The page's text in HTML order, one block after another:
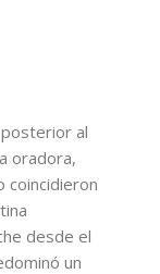
al
oradora,
coincidieron
desde el
un